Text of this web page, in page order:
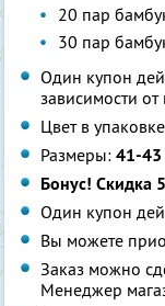
20 пар
30 пар
Один купон
зависимости
Цвет в
Размеры: 41-
Бонус! Скидка
Один купон
Вы можете
Заказ можно
Менеджер